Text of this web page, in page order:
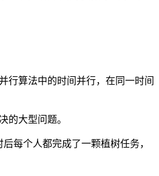
行算法中的时间并行，在同一时间
的大型问题。
每个人都完成了一颗植树任务，